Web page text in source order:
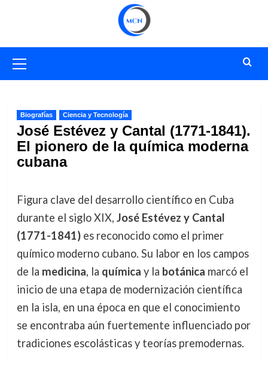
primario
Biografías Ciencia y Tecnología
José Estévez y Cantal (1771-1841).
El pionero de la química moderna
cubana
Figura clave del desarrollo científico en Cuba
durante el siglo XIX, José Estévez y Cantal
(1771-1841)es reconocido como el primer
químico moderno cubano. Su labor en los campos
de la medicina, la química y la botánica marcó el
inicio de una etapa de modernización científica
en la isla, en una época en que el conocimiento
se encontraba aún fuertemente influenciado por
tradiciones escolásticas y teorías premodernas.